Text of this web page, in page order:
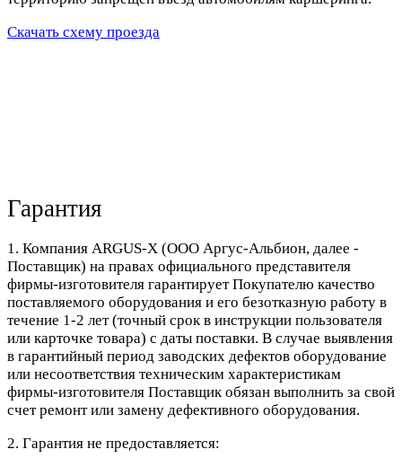
Скачать схему проезда
Гарантия
1. Компания ARGUS-X (ООО Аргус-Альбион, далее -
Поставщик) на правах официального представителя
фирмы-изготовителя гарантирует Покупателю качество
поставляемого оборудования и его безотказную работу в
течение 1-2 лет (точный срок в инструкции пользователя
или карточке товара) с даты поставки. В случае выявления
в гарантийный период заводских дефектов оборудование
или несоответствия техническим характеристикам
фирмы-изготовителя Поставщик обязан выполнить за свой
счет ремонт или замену дефективного оборудования.
2. Гарантия не предоставляется: